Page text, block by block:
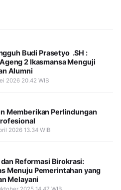
Budi Prasetyo .SH :
2 Ikasmansa Menguji
Alumni
2026 20.42 WIB
Memberikan Perlindungan
2026 13.34 WIB
Reformasi Birokrasi:
Menuju Pemerintahan yang
Melayani